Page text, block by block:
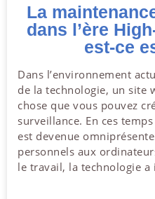
La
dans l’ère
est-ce
Dans l’environnement
de la technologie, un site
chose que vous pouvez
surveillance. En ces
est devenue
personnels aux
le travail, la technologie a